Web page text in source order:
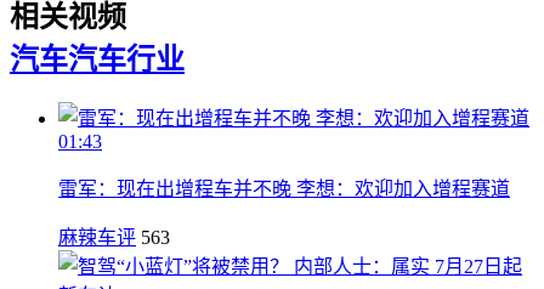
相关视频
汽车汽车行业
01:43
雷军：现在出增程车并不晚 李想：欢迎加入增程赛道
麻辣车评 563